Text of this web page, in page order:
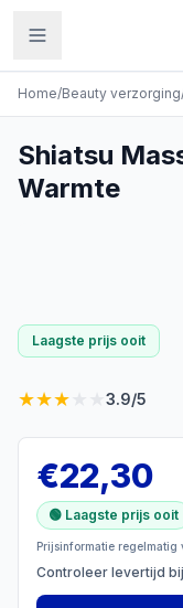
Home/Beauty verzorging
Shiatsu
Warmte
Laagste prijs ooit
★★★ 3.9/5
€22,30
🟢 Laagste prijs ooit
Prijsinformatie regelmatig
Controleer levertijd